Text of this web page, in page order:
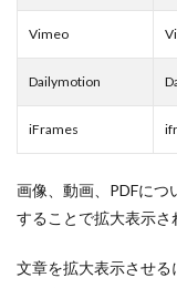
Vimeo
Dailymotion
iFrames
画像、動画、PDFにつ
することで拡大表示さ
文章を拡大表示させ